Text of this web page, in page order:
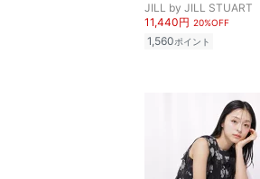
JILL by JILL STUART
11,440円 20%OFF
1,560ポイント